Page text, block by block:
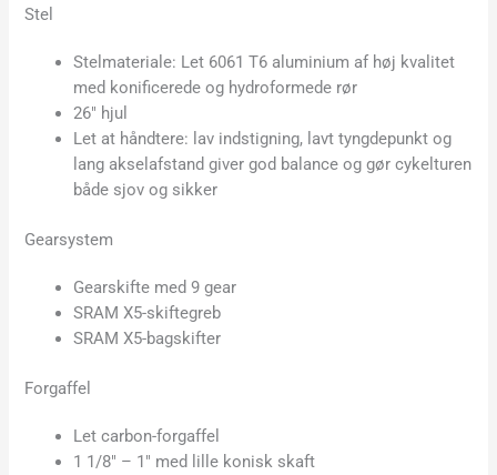
Stel
Stelmateriale: Let 6061 T6 aluminium af høj kvalitet
med konificerede og hydroformede rør
26″ hjul
Let at håndtere: lav indstigning, lavt tyngdepunkt og
lang akselafstand giver god balance og gør cykelturen
både sjov og sikker
Gearsystem
Gearskifte med 9 gear
SRAM X5-skiftegreb
SRAM X5-bagskifter
Forgaffel
Let carbon-forgaffel
1 1/8″ – 1″ med lille konisk skaft